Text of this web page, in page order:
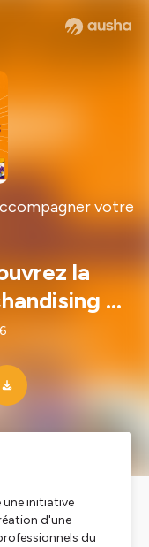
votre
la
et
une initiative
d'une
du